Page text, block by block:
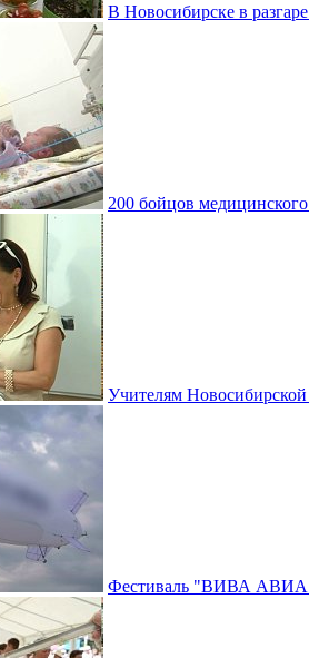
В Новосибирске в
200 бойцов
Учителям Новосибирской
Фестиваль "ВИВА